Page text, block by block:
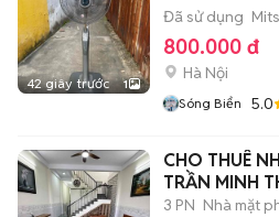
42 giây trước 1
Đã sử dụng
800.000 đ
Hà Nội
Sóng Biển 5.0
CHO THUÊ
TRẦN MINH
3 PN Nhà mặt